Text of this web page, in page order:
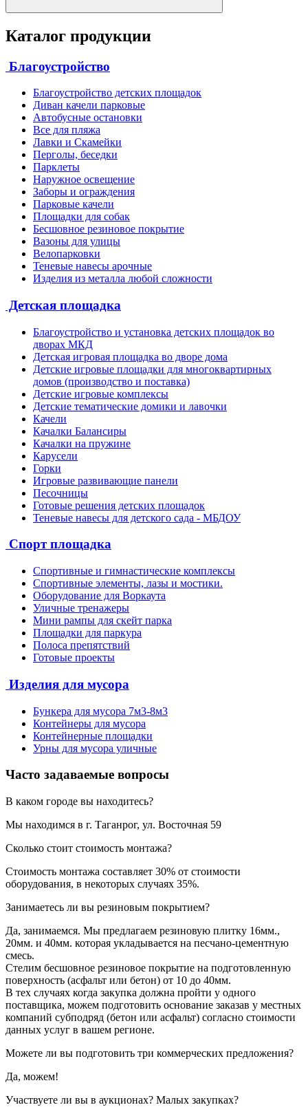
Каталог продукции
Благоустройство
Благоустройство детских площадок
Диван качели парковые
Автобусные остановки
Все для пляжа
Лавки и Скамейки
Перголы, беседки
Парклеты
Наружное освещение
Заборы и ограждения
Парковые качели
Площадки для собак
Бесшовное резиновое покрытие
Вазоны для улицы
Велопарковки
Теневые навесы арочные
Изделия из металла любой сложности
Детская площадка
Благоустройство и установка детских площадок во
дворах МКД
Детская игровая площадка во дворе дома
Детские игровые площадки для многоквартирных
домов (производство и поставка)
Детские игровые комплексы
Детские тематические домики и лавочки
Качели
Качалки Балансиры
Качалки на пружине
Карусели
Горки
Игровые развивающие панели
Песочницы
Готовые решения детских площадок
Теневые навесы для детского сада - МБДОУ
Спорт площадка
Спортивные и гимнастические комплексы
Спортивные элементы, лазы и мостики.
Оборудование для Воркаута
Уличные тренажеры
Мини рампы для скейт парка
Площадки для паркура
Полоса препятствий
Готовые проекты
Изделия для мусора
Бункера для мусора 7м3-8м3
Контейнеры для мусора
Контейнерные площадки
Урны для мусора уличные
Часто задаваемые вопросы
В каком городе вы находитесь?
Мы находимся в г. Таганрог, ул. Восточная 59
Сколько стоит стоимость монтажа?
Стоимость монтажа составляет 30% от стоимости
оборудования, в некоторых случаях 35%.
Занимаетесь ли вы резиновым покрытием?
Да, занимаемся. Мы предлагаем резиновую плитку 16мм.,
20мм. и 40мм. которая укладывается на песчано-цементную
смесь.
Стелим бесшовное резиновое покрытие на подготовленную
поверхность (асфальт или бетон) от 10 до 40мм.
В тех случаях когда закупка должна пройти у одного
поставщика, можем подготовить основание заказав у местных
компаний субподряд (бетон или асфальт) согласно стоимости
данных услуг в вашем регионе.
Можете ли вы подготовить три коммерческих предложения?
Да, можем!
Участвуете ли вы в аукционах? Малых закупках?